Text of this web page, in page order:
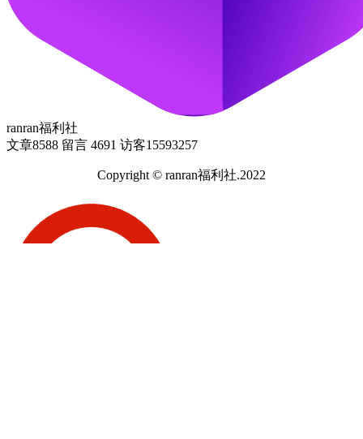
ranran福利社
文章8588 留言 4691 访客15593257
Copyright © ranran福利社.2022